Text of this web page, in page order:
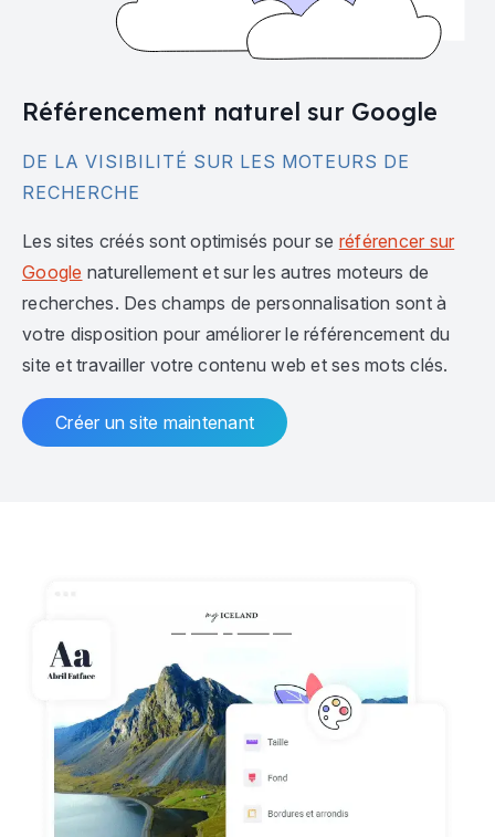
Référencement naturel sur Google
DE LA VISIBILITÉ SUR LES MOTEURS DE
RECHERCHE
Les sites créés sont optimisés pour se référencer sur
Google naturellement et sur les autres moteurs de
recherches. Des champs de personnalisation sont à
votre disposition pour améliorer le référencement du
site et travailler votre contenu web et ses mots clés.
Créer un site maintenant